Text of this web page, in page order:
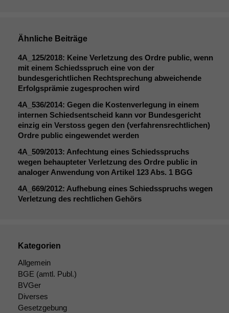
Ähnliche Beiträge
4A_125/2018: Keine Verletzung des Ordre public, wenn
mit einem Schiedsspruch eine von der
bundesgerichtlichen Rechtsprechung abweichende
Erfolgsprämie zugesprochen wird
4A_536/2014: Gegen die Kostenverlegung in einem
internen Schiedsentscheid kann vor Bundesgericht
einzig ein Verstoss gegen den (verfahrensrechtlichen)
Ordre public eingewendet werden
4A_509/2013: Anfechtung eines Schiedsspruchs
wegen behaupteter Verletzung des Ordre public in
analoger Anwendung von Artikel 123 Abs. 1 BGG
4A_669/2012: Aufhebung eines Schiedsspruchs wegen
Verletzung des rechtlichen Gehörs
Kategorien
Allgemein
BGE (amtl. Publ.)
BVGer
Diverses
Gesetzgebung
Funktionalität
Einige
Funktionen auf
dieser Website
sind optional.
Wenn Sie
diese Option
kann die
Website nicht
zu 100%